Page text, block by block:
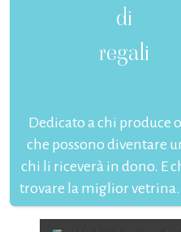
di
regali
Dedicato a chi produce
che possono diventare
chi li riceverà in dono. E
trovare la miglior vetrina.